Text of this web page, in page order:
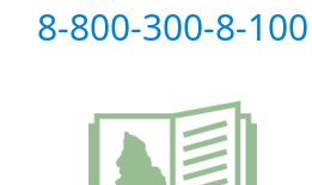
8-800-300-8-100